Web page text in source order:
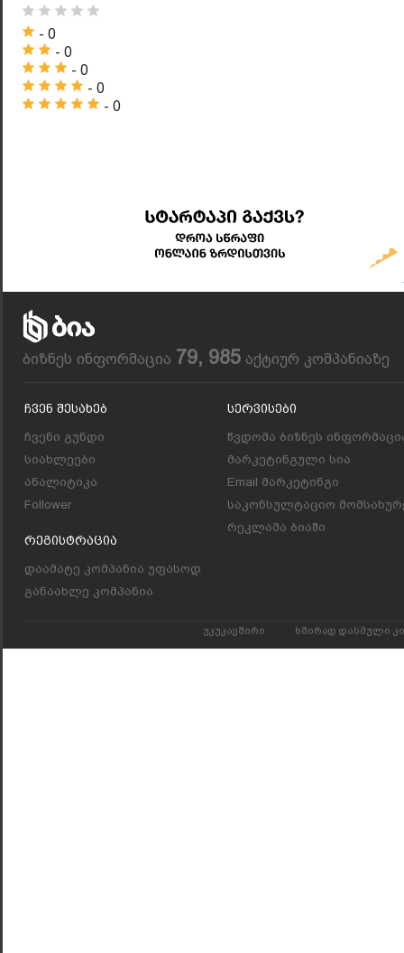
- 0
- 0
- 0
- 0
- 0
ბიზნეს ინფორმაცია 79, 985 აქტიურ კომპანიაზე
Ჩვენ Შესახებ
ჩვენი გუნდი
სიახლეები
ანალიტიკა
Follower
Რეგისტრაცია
დაამატე კომპანია უფასოდ
განაახლე კომპანია
Სერვისები
წვდომა ბიზნეს
მარკეტინგული სია
Email მარკეტინგი
საკონსულტაციო
რეკლამა ბიაში
უკუკავშირი ხშირად დასმული